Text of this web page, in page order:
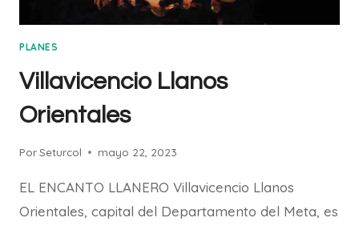
PLANES
Villavicencio Llanos
Orientales
PorSeturcol mayo 22, 2023
EL ENCANTO LLANERO Villavicencio Llanos
Orientales, capital del Departamento del Meta, es